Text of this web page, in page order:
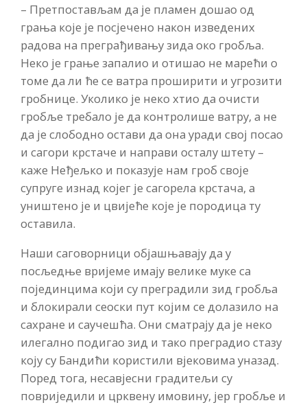
– Претпостављам да је пламен дошао од
грања које је посјечено након изведених
радова на преграђивању зида око гробља.
Неко је грање запалио и отишао не марећи о
томе да ли ће се ватра проширити и угрозити
гробнице. Уколико је неко хтио да очисти
гробље требало је да контролише ватру, а не
да је слободно остави да она уради свој посао
и сагори крстаче и направи осталу штету –
каже Неђељко и показује нам гроб своје
супруге изнад којег је сагорела крстача, а
уништено је и цвијеће које је породица ту
оставила.
Наши саговорници објашњавају да у
посљедње вријеме имају велике муке са
појединцима који су преградили зид гробља
и блокирали сеоски пут којим се долазило на
сахране и саучешћа. Они сматрају да је неко
илегално подигао зид и тако преградио стазу
коју су Бандићи користили вјековима уназад.
Поред тога, несавјесни градитељи су
повриједили и црквену имовину, јер гробље и